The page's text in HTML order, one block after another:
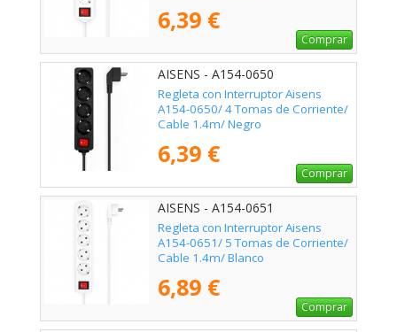
6,39 €
Comprar
AISENS - A154-0650
Regleta con Interruptor Aisens
A154-0650/ 4 Tomas de Corriente/
Cable 1.4m/ Negro
6,39 €
Comprar
AISENS - A154-0651
Regleta con Interruptor Aisens
A154-0651/ 5 Tomas de Corriente/
Cable 1.4m/ Blanco
6,89 €
Comprar